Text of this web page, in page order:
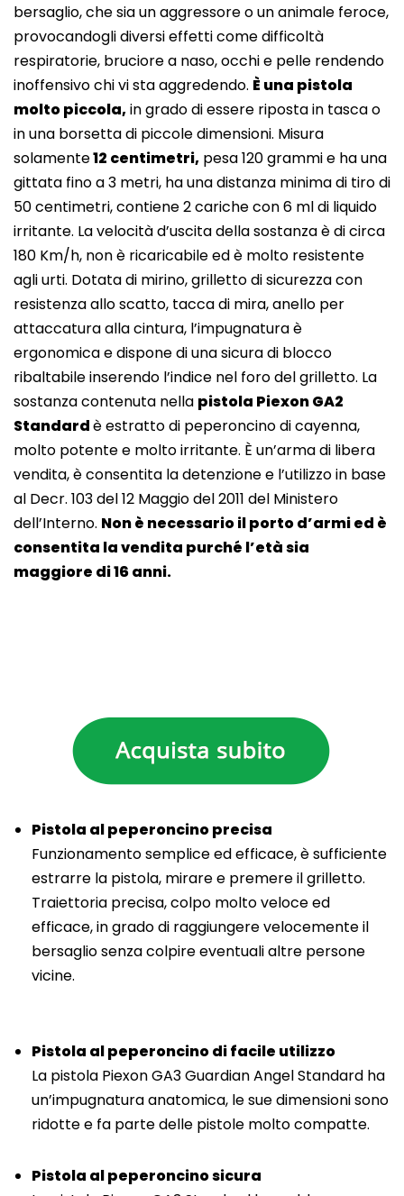
bersaglio, che sia un aggressore o un animale feroce,
provocandogli diversi effetti come difficoltà
respiratorie, bruciore a naso, occhi e pelle rendendo
inoffensivo chi vi sta aggredendo. È una pistola
molto piccola,in grado di essere riposta in tasca o
in una borsetta di piccole dimensioni. Misura
solamente12 centimetri, pesa 120 grammi e ha una
gittata fino a 3 metri, ha una distanza minima di tiro di
50 centimetri, contiene 2 cariche con 6 ml di liquido
irritante. La velocità d’uscita della sostanza è di circa
180 Km/h, non è ricaricabile ed è molto resistente
agli urti. Dotata di mirino, grilletto di sicurezza con
resistenza allo scatto, tacca di mira, anello per
attaccatura alla cintura, l’impugnatura è
ergonomica e dispone di una sicura di blocco
ribaltabile inserendo l’indice nel foro del grilletto. La
sostanza contenuta nella pistola Piexon GA2
Standardè estratto di peperoncino di cayenna,
molto potente e molto irritante. È un’arma di libera
vendita, è consentita la detenzione e l’utilizzo in base
al Decr. 103 del 12 Maggio del 2011 del Ministero
dell’Interno. Non è necessario il porto d’armi ed è
consentita la vendita purché l’età sia
maggiore di 16 anni.
Pistola al peperoncino precisa
Funzionamento semplice ed efficace, è sufficiente
estrarre la pistola, mirare e premere il grilletto.
Traiettoria precisa, colpo molto veloce ed
efficace, in grado di raggiungere velocemente il
bersaglio senza colpire eventuali altre persone
vicine.
Pistola al peperoncino di facile utilizzo
La pistola Piexon GA3 Guardian Angel Standard ha
un’impugnatura anatomica, le sue dimensioni sono
ridotte e fa parte delle pistole molto compatte.
Pistola al peperoncino sicura